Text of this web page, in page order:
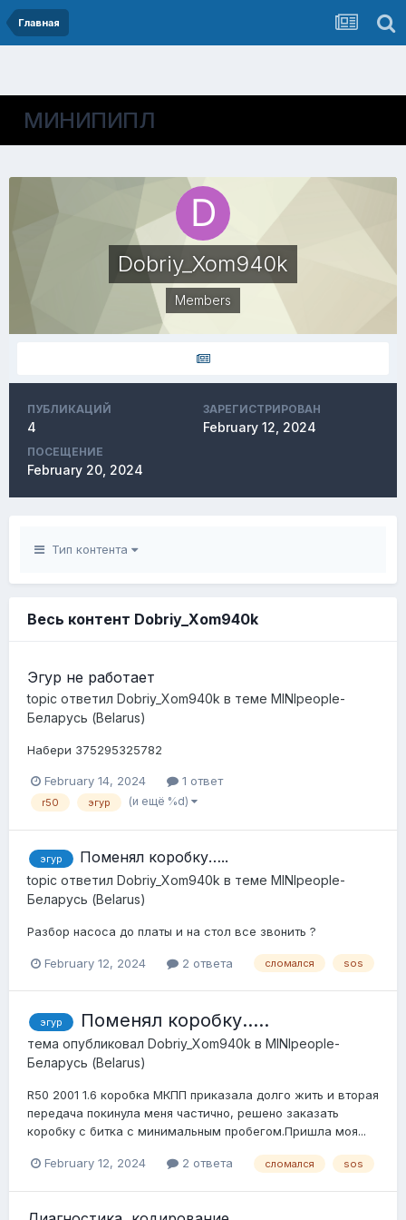
Главная
МИНИПИПЛ
Dobriy_Xom940k
Members
ПУБЛИКАЦИЙ
4
ЗАРЕГИСТРИРОВАН
February 12, 2024
ПОСЕЩЕНИЕ
February 20, 2024
Тип контента
Весь контент Dobriy_Xom940k
Эгур не работает
topic ответил Dobriy_Xom940k в теме MINIpeople-
Беларусь (Belarus)
Набери 375295325782
February 14, 2024 1 ответ
r50 эгур (и ещё %d)
эгур Поменял коробку…..
topic ответил Dobriy_Xom940k в теме MINIpeople-
Беларусь (Belarus)
Разбор насоса до платы и на стол все звонить ?
February 12, 2024 2 ответа сломался sos
эгур Поменял коробку…..
тема опубликовал Dobriy_Xom940k в MINIpeople-
Беларусь (Belarus)
R50 2001 1.6 коробка МКПП приказала долго жить и вторая
передача покинула меня частично, решено заказать
коробку с битка с минимальным пробегом.Пришла моя...
February 12, 2024 2 ответа сломался sos